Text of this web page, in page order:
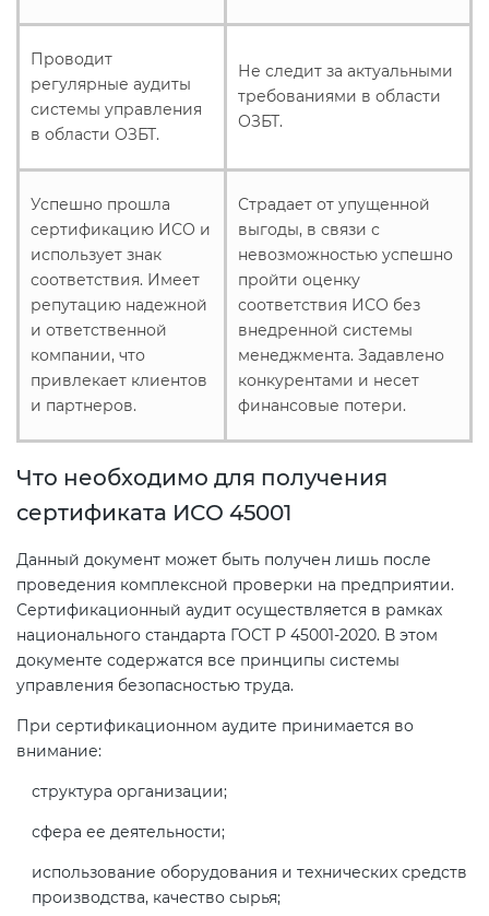
Проводит
регулярные аудиты
системы управления
в области ОЗБТ.
Не следит за актуальными
требованиями в области
ОЗБТ.
Успешно прошла
сертификацию ИСО и
использует знак
соответствия. Имеет
репутацию надежной
и ответственной
компании, что
привлекает клиентов
и партнеров.
Страдает от упущенной
выгоды, в связи с
невозможностью успешно
пройти оценку
соответствия ИСО без
внедренной системы
менеджмента. Задавлено
конкурентами и несет
финансовые потери.
Что необходимо для получения
сертификата ИСО 45001
Данный документ может быть получен лишь после
проведения комплексной проверки на предприятии.
Сертификационный аудит осуществляется в рамках
национального стандарта ГОСТ Р 45001-2020. В этом
документе содержатся все принципы системы
управления безопасностью труда.
При сертификационном аудите принимается во
внимание:
структура организации;
сфера ее деятельности;
использование оборудования и технических средств
производства, качество сырья;